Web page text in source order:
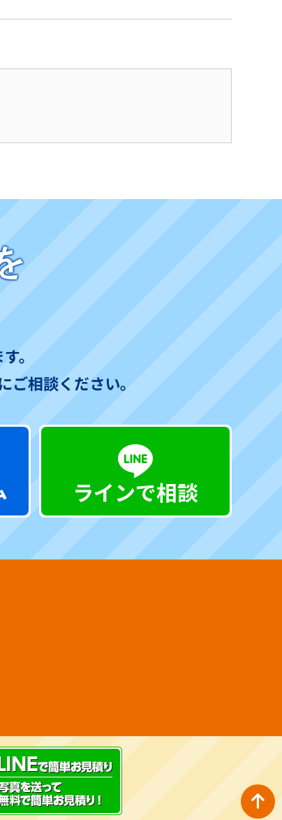
。
相談ください。
ラインで相談